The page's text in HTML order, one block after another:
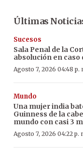
Últimas
Sucesos
Sala Penal de la
absolución en caso
Agosto 7, 2026 04:48 p.
Mundo
Una mujer india
Guinness de la
mundo con casi 3
Agosto 7, 2026 04:22 p.